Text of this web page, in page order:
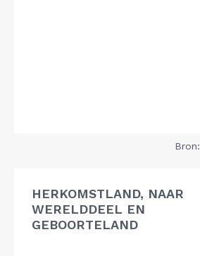
Bron:
HERKOMSTLAND, NAAR
WERELDDEEL EN
GEBOORTELAND